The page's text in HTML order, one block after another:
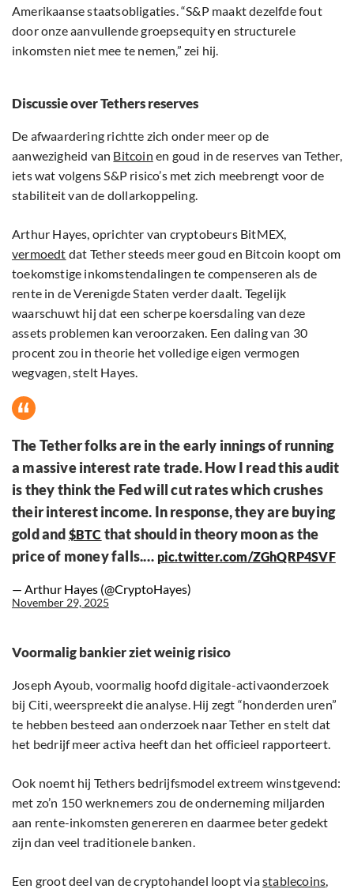
Amerikaanse staatsobligaties. “S&P maakt dezelfde fout
door onze aanvullende groeps­equity en structurele
inkomsten niet mee te nemen,” zei hij.
Discussie over Tethers reserves
De afwaardering richtte zich onder meer op de
aanwezigheid van Bitcoin en goud in de reserves van Tether,
iets wat volgens S&P risico’s met zich meebrengt voor de
stabiliteit van de dollar­koppeling.
Arthur Hayes, oprichter van cryptobeurs BitMEX,
vermoedt dat Tether steeds meer goud en Bitcoin koopt om
toekomstige inkomsten­dalingen te compenseren als de
rente in de Verenigde Staten verder daalt. Tegelijk
waarschuwt hij dat een scherpe koersdaling van deze
assets problemen kan veroorzaken. Een daling van 30
procent zou in theorie het volledige eigen vermogen
wegvagen, stelt Hayes.
The Tether folks are in the early innings of running
a massive interest rate trade. How I read this audit
is they think the Fed will cut rates which crushes
their interest income. In response, they are buying
gold and $BTC that should in theory moon as the
price of money falls.… pic.twitter.com/ZGhQRP4SVF
— Arthur Hayes (@CryptoHayes)
November 29, 2025
Voormalig bankier ziet weinig risico
Joseph Ayoub, voormalig hoofd digitale-activaonderzoek
bij Citi, weerspreekt die analyse. Hij zegt “honderden uren”
te hebben besteed aan onderzoek naar Tether en stelt dat
het bedrijf meer activa heeft dan het officieel rapporteert.
Ook noemt hij Tethers bedrijfsmodel extreem winstgevend:
met zo’n 150 werknemers zou de onderneming miljarden
aan rente-inkomsten genereren en daarmee beter gedekt
zijn dan veel traditionele banken.
Een groot deel van de cryptohandel loopt viastablecoins,